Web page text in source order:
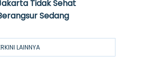
Tidak Sehat
Sedang
LAINNYA